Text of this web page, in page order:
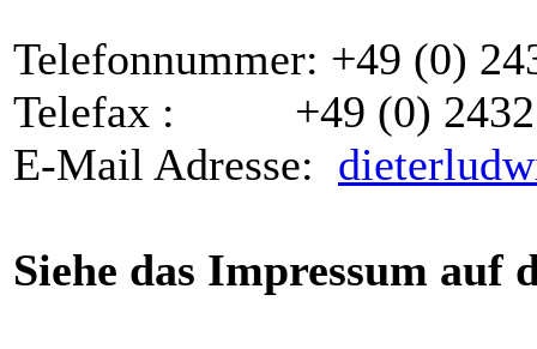
Telefonnummer: +49 (0)
Telefax : +49 (0) 2432
E-Mail Adresse:
Siehe das Impressum auf